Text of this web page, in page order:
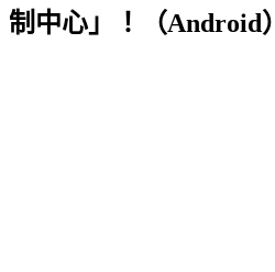
制中心」！（Android）